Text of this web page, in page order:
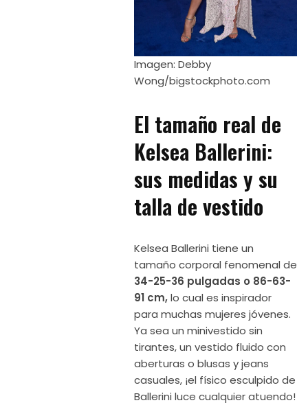
Imagen: Debby
Wong/bigstockphoto.com
El tamaño real de
Kelsea Ballerini:
sus medidas y su
talla de vestido
Kelsea Ballerini tiene un
tamaño corporal fenomenal de
34-25-36 pulgadas o 86-63-
91 cm,lo cual es inspirador
para muchas mujeres jóvenes.
Ya sea un minivestido sin
tirantes, un vestido fluido con
aberturas o blusas y jeans
casuales, ¡el físico esculpido de
Ballerini luce cualquier atuendo!